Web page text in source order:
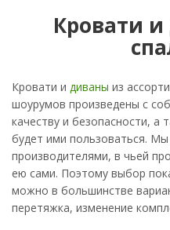
Кровати
Кровати и диваны из
шоурумов произведены с
качеству и безопасности, а
будет ими пользоваться.
производителями, в чьей
ею сами. Поэтому выбор
можно в большинстве
перетяжка, изменение